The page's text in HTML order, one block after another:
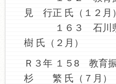
見 行正 氏（１２月）
１６３ 石川
樹 氏（２月）
Ｒ３年 １５8 教育
杉 繁 氏（７月）